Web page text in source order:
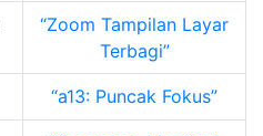
Zoom Tampilan Layar
Terbagi
a13: Puncak Fokus